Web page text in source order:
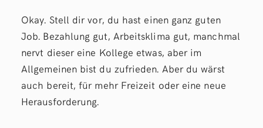
Okay. Stell dir vor, du hast einen ganz guten
Job. Bezahlung gut, Arbeitsklima gut, manchmal
nervt dieser eine Kollege etwas, aber im
Allgemeinen bist du zufrieden. Aber du wärst
auch bereit, für mehr Freizeit oder eine neue
Herausforderung.